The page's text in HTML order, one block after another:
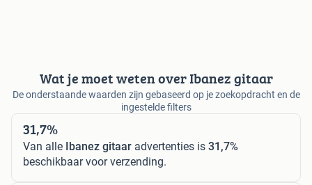
Wat je moet weten over Ibanez gitaar
De onderstaande waarden zijn gebaseerd op je zoekopdracht en de
ingestelde filters
31,7%
Van alle Ibanez gitaar advertenties is 31,7%
beschikbaar voor verzending.